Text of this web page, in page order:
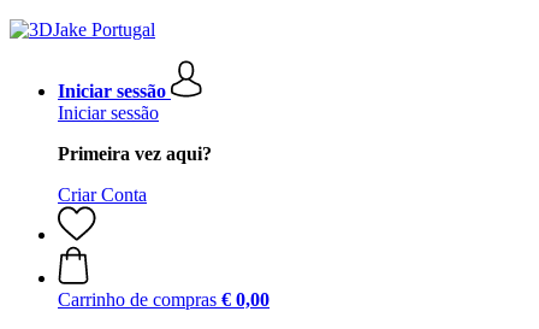
Iniciar sessão
Iniciar sessão
Primeira vez aqui?
Criar Conta
Carrinho de compras € 0,00